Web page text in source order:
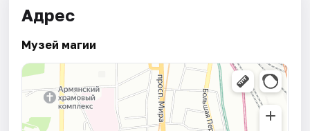
Адрес
Музей магии